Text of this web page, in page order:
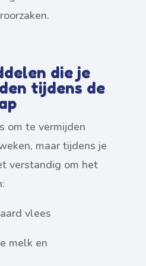
die je
tijdens de
om te vermijden
maar tijdens je
verstandig om het
vlees
melk en